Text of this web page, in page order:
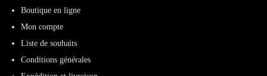
Boutique en ligne
Mon compte
Liste de souhaits
Conditions générales